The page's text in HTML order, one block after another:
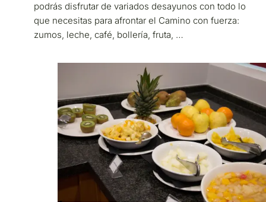
podrás disfrutar de variados desayunos con todo lo
que necesitas para afrontar el Camino con fuerza:
zumos, leche, café, bollería, fruta, …